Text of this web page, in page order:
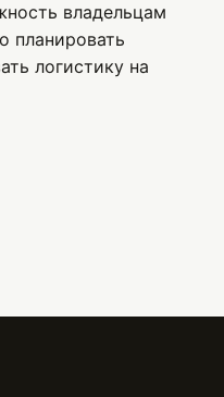
владельцам
планировать
логистику на